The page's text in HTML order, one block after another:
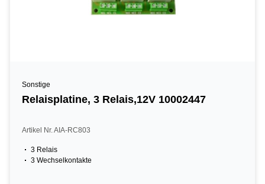
Sonstige
Relaisplatine, 3 Relais,12V 10002447
Artikel Nr. AIA-RC803
3 Relais
3 Wechselkontakte